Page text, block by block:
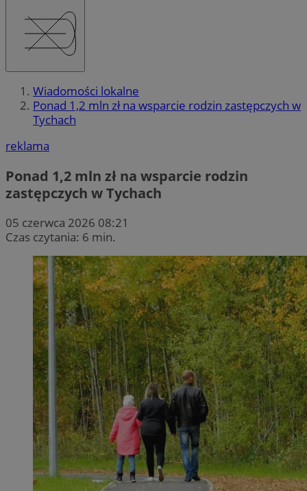
Wiadomości lokalne
Ponad 1,2 mln zł na wsparcie rodzin zastępczych w
Tychach
reklama
Ponad 1,2 mln zł na wsparcie rodzin
zastępczych w Tychach
05 czerwca 2026 08:21
Czas czytania: 6 min.